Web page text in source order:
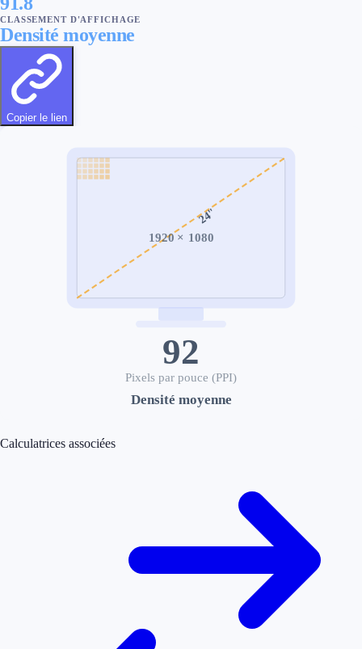
CLASSEMENT D'AFFICHAGE
Densité moyenne
Copier le lien
24"
1920× 1080
92
Pixels par pouce (PPI)
Densité moyenne
Calculatrices associées